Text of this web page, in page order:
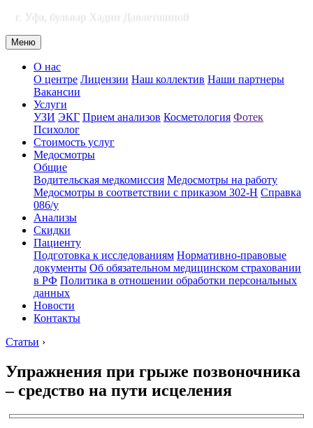
г. Уфа, бульвар Хадии Давлетшиной
Меню
О нас
О центре Лицензии Наш коллектив Наши партнеры
Вакансии
Услуги
УЗИ ЭКГ Прием анализов Косметология Фотек
Психолог
Стоимость услуг
Медосмотры
Общие
Водительская медкомиссия Медосмотры на работу
Медосмотры в соответствии с приказом 302-Н Справка
086/у
Анализы
Скидки
Пациенту
Подготовка к исследованиям Нормативно-правовые
документы Об обязательном медицинском страховании
в РФ Политика в отношении обработки персональных
данных
Новости
Контакты
Статьи ›
Упражнения при грыже позвоночника
– средство на пути исцеления